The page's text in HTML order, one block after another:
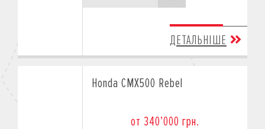
ДЕТАЛЬНІШЕ
Honda CMX500 Rebel
от 340’000 грн.